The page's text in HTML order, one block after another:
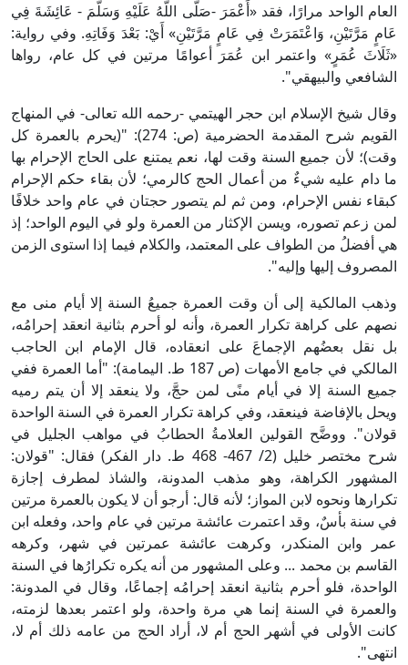
العام الواحد مرارًا، فقد «أَعْمَرَ -صَلَّى اللَّهُ عَلَيْهِ وَسَلَّمَ - عَائِشَةَ فِي
عَامٍ مَرَّتَيْنِ، وَاعْتَمَرَتْ فِي عَامٍ مَرَّتَيْنِ» أَيْ: بَعْدَ وَفَاتِهِ. وفي رواية:
«ثَلَاثَ عُمَرٍ» واعتمر ابن عُمَرَ أعوامًا مرتين في كل عام، رواها
الشافعي والبيهقي".
وقال شيخ الإسلام ابن حجر الهيتمي -رحمه الله تعالى- في المنهاج
القويم شرح المقدمة الحضرمية (ص: 274): "(يحرم بالعمرة كل
وقت)؛ لأن جميع السنة وقت لها، نعم يمتنع على الحاج الإحرام بها
ما دام عليه شيءٌ من أعمال الحج كالرمي؛ لأن بقاء حكم الإحرام
كبقاء نفس الإحرام، ومن ثم لم يتصور حجتان في عام واحد خلافًا
لمن زعم تصوره، ويسن الإكثار من العمرة ولو في اليوم الواحد؛ إذ
هي أفضلُ من الطواف على المعتمد، والكلام فيما إذا استوى الزمن
المصروف إليها وإليه".
وذهب المالكية إلى أن وقت العمرة جميعُ السنة إلا أيام منى مع
نصهم على كراهة تكرار العمرة، وأنه لو أحرم بثانية انعقد إحرامُه،
بل نقل بعضُهم الإجماعَ على انعقاده، قال الإمام ابن الحاجب
المالكي في جامع الأمهات (ص 187 ط. اليمامة): "أما العمرة ففي
جميع السنة إلا في أيام منًى لمن حجَّ، ولا ينعقد إلا أن يتم رميه
ويحل بالإفاضة فينعقد، وفي كراهة تكرار العمرة في السنة الواحدة
قولان". ووضَّح القولين العلامةُ الحطابُ في مواهب الجليل في
شرح مختصر خليل (2/ 467- 468 ط. دار الفكر) فقال: "قولان:
المشهور الكراهة، وهو مذهب المدونة، والشاذ لمطرف إجازة
تكرارها ونحوه لابن المواز؛ لأنه قال: أرجو أن لا يكون بالعمرة مرتين
في سنة بأسٌ، وقد اعتمرت عائشة مرتين في عام واحد، وفعله ابن
عمر وابن المنكدر، وكرهت عائشة عمرتين في شهر، وكرهه
القاسم بن محمد ... وعلى المشهور من أنه يكره تكرارُها في السنة
الواحدة، فلو أحرم بثانية انعقد إحرامُه إجماعًا، وقال في المدونة:
والعمرة في السنة إنما هي مرة واحدة، ولو اعتمر بعدها لزمته،
كانت الأولى في أشهر الحج أم لا، أراد الحج من عامه ذلك أم لا،
انتهى".